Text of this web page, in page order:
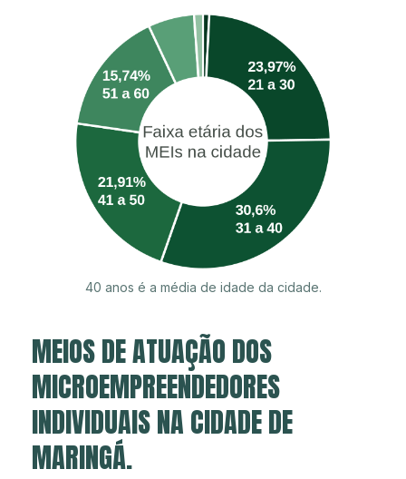
40 anos é a média de idade da cidade.
MEIOS DE ATUAÇÃO DOS
MICROEMPREENDEDORES
INDIVIDUAIS NA CIDADE DE
MARINGÁ.